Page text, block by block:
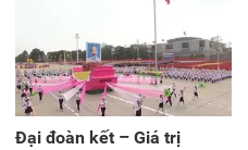
Đại đoàn kết – Giá trị